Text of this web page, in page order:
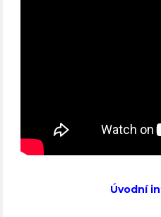
Úvodní